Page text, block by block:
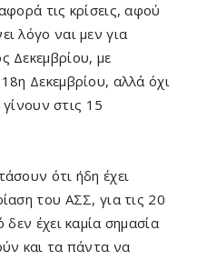
τις κρίσεις, αφού
λόγο ναι μεν για
Δεκεμβρίου, με
Δεκεμβρίου, αλλά όχι
γίνουν στις 15
ότι ήδη έχει
του ΑΣΣ, για τις 20
έχει καμία σημασία
και τα πάντα να